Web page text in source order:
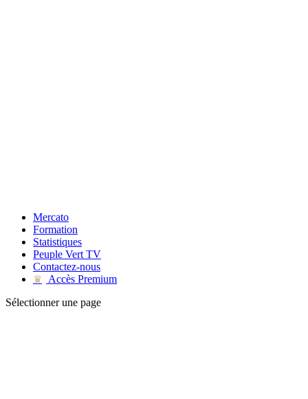
Mercato
Formation
Statistiques
Peuple Vert TV
Contactez-nous
♛
Accès Premium
Sélectionner une page